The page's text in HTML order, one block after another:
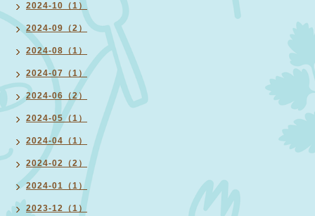
2024-10（1）
2024-09（2）
2024-08（1）
2024-07（1）
2024-06（2）
2024-05（1）
2024-04（1）
2024-02（2）
2024-01（1）
2023-12（1）